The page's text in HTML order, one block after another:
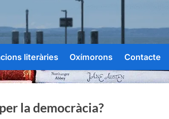
literàries Oxímorons Contacte
la democràcia?